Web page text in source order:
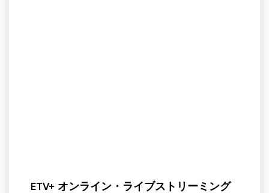
ETV+ オンライン・ライブストリーミング